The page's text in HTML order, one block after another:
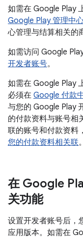
如需在 Google Play
Google Play 管理中
心管理与结算相关的
如需访问 Google
开发者账号。
如需在 Google Play
必须在 Google 付款
与您的 Google Play
的付款资料与账号相
联的账号和付款资料
您的付款资料相关联。
在 Google
关功能
设置开发者账号后，
应用版本。如需在